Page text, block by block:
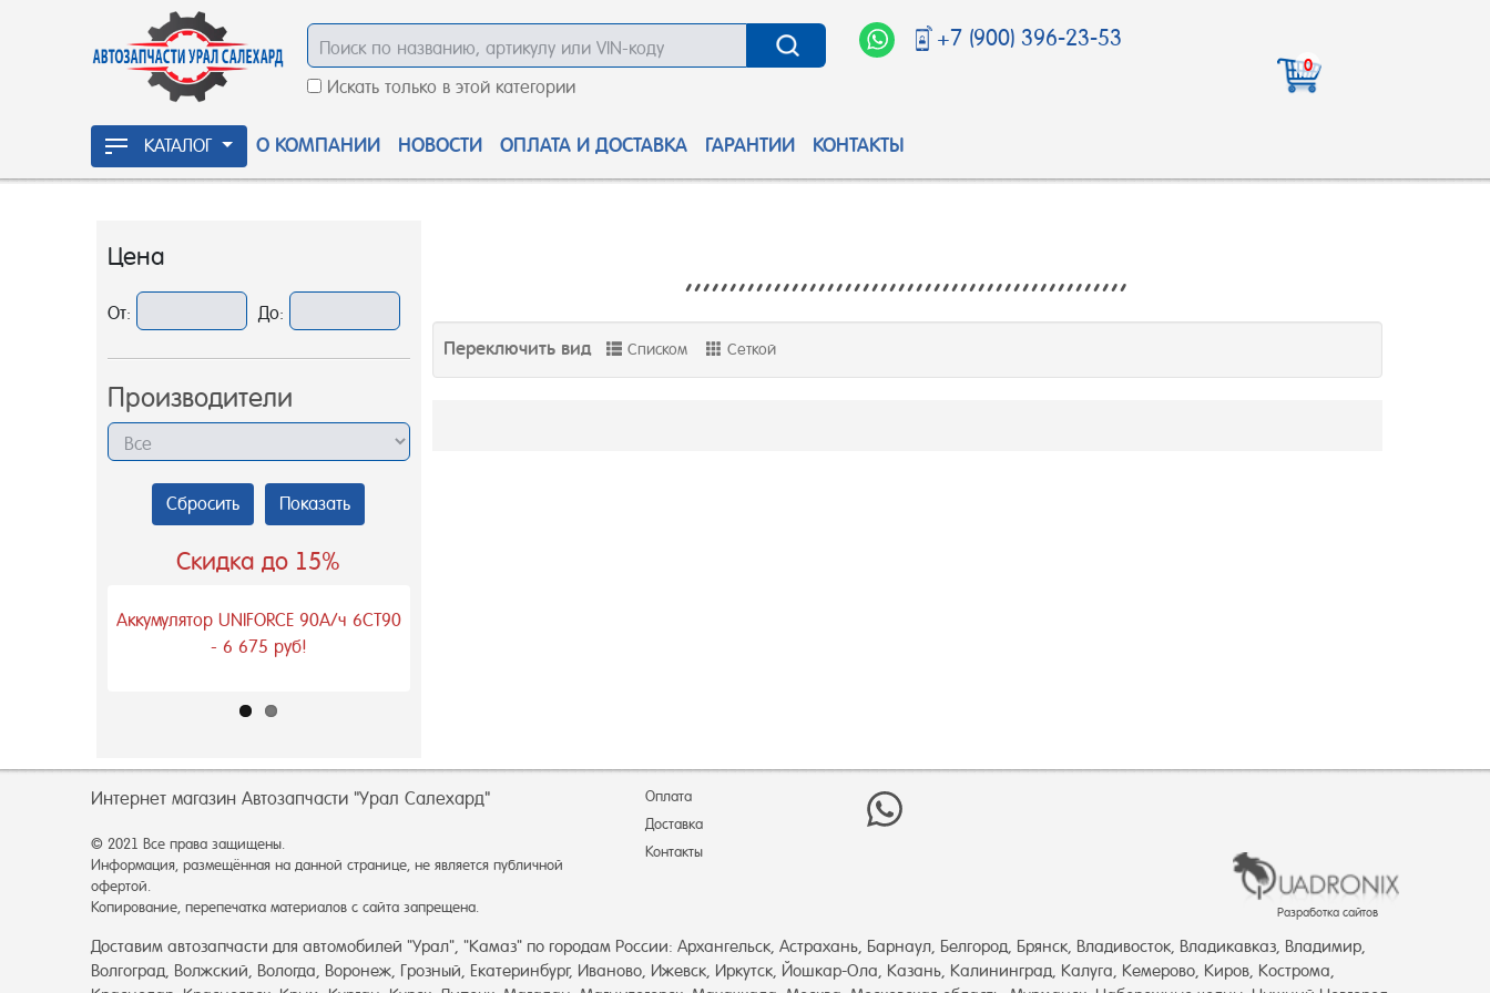
Искать только в этой категории
+7 (900) 396-23-53
0
КАТАЛОГ О КОМПАНИИ НОВОСТИ ОПЛАТА И ДОСТАВКА ГАРАНТИИ КОНТАКТЫ
Цена
От: До:
Производители
Сбросить Показать
Скидка до 15%
Аккумулятор UNIFORCE 90А/ч 6СТ90
- 6 675 руб!
,,,,,,,,,,,,,,,,,,,,,,,,,,,,,,,,,,,,,,,,,,,,,,,,,,
Переключить вид Списком Сеткой
Интернет магазин Автозапчасти "Урал Салехард"
© 2021 Все права защищены.
Информация, размещённая на данной странице, не является публичной
офертой.
Копирование, перепечатка материалов с сайта запрещена.
Оплата
Доставка
Контакты
Разработка сайтов
Доставим автозапчасти для автомобилей "Урал", "Камаз" по городам России: Архангельск, Астрахань, Барнаул, Белгород, Брянск, Владивосток, Владикавказ, Владимир,
Волгоград, Волжский, Вологда, Воронеж, Грозный, Екатеринбург, Иваново, Ижевск, Иркутск, Йошкар-Ола, Казань, Калининград, Калуга, Кемерово, Киров, Кострома,